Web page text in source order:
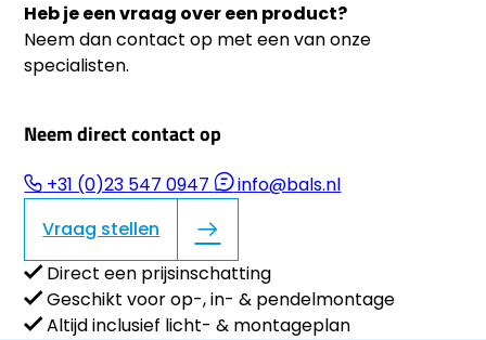
Heb je een vraag over een product?
Neem dan contact op met een van onze
specialisten.
Neem direct contact op
+31 (0)23 547 0947
info@bals.nl
Vraag stellen
Direct een prijsinschatting
Geschikt voor op-, in- & pendelmontage
Altijd inclusief licht- & montageplan